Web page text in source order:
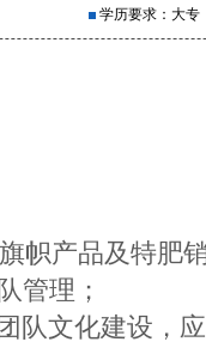
学历要求：大专
帜产品及特肥
管理；
队文化建设，